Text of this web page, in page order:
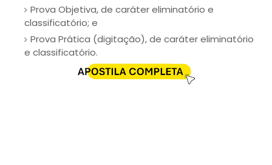
Prova Objetiva, de caráter eliminatório e
classificatório; e
Prova Prática (digitação), de caráter eliminatório
e classificatório.